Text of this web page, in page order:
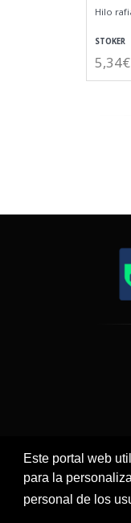
Este portal web
para la
personal de los
Hilo
STOKER
5,34€